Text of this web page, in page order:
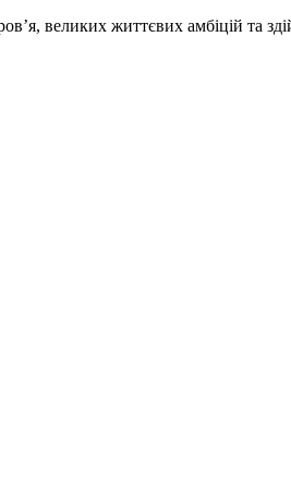
великих життєвих амбіцій та